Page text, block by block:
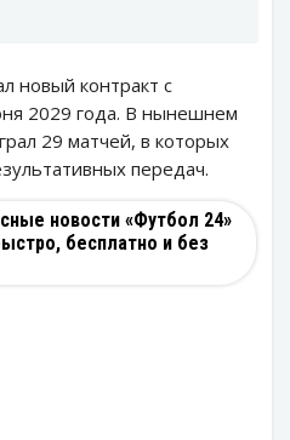
новый контракт с
2029 года. В нынешнем
29 матчей, в которых
передач.
новости «Футбол 24»
бесплатно и без